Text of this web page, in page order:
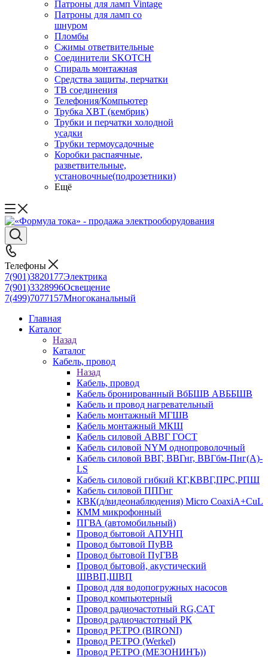
Патроны для ламп Vintage
Патроны для ламп со
шнуром
Пломбы
Сжимы ответвительные
Соединители SKOTCH
Спираль монтажная
Средства защиты, перчатки
ТВ соединения
Телефония/Компьютер
Трубка ХВТ (кембрик)
Трубки и перчатки холодной
усадки
Трубки термоусадочные
Коробки распаячные,
разветвительные,
установочные(подрозетники)
Ещё
Телефоны
7(901)3820177Электрика
7(901)3328996Освещение
7(499)7077157Многоканальный
Главная
Каталог
Назад
Каталог
Кабель, провод
Назад
Кабель, провод
Кабель бронированный ВбБШВ АВББШВ
Кабель и провод нагревательный
Кабель монтажный МГШВ
Кабель монтажный МКШ
Кабель силовой АВВГ ГОСТ
Кабель силовой NYM однопроволочный
Кабель силовой ВВГ, ВВГнг, ВВГбм-Пнг(А)-
LS
Кабель силовой гибкий КГ,КВВГ,ПРС,РПШ
Кабель силовой ППГнг
КВК(д/видеонаблюдения) Micro CoaxiA+CuL
КММ микрофонный
ПГВА (автомобильный)
Провод бытовой АПУНП
Провод бытовой ПуВВ
Провод бытовой ПуГВВ
Провод бытовой, акустический
ШВВП,ШВП
Провод для водопогружных насосов
Провод компьютерный
Провод радиочастотный RG,САТ
Провод радиочастотный РК
Провод РЕТРО (BIRONI)
Провод РЕТРО (Werkel)
Провод РЕТРО (МЕЗОНИНЪ))